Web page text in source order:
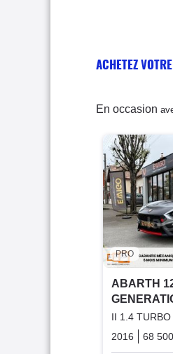
ACHETEZ
En occasion
PRO
ABARTH
II 1.4 TURBO
2016
68